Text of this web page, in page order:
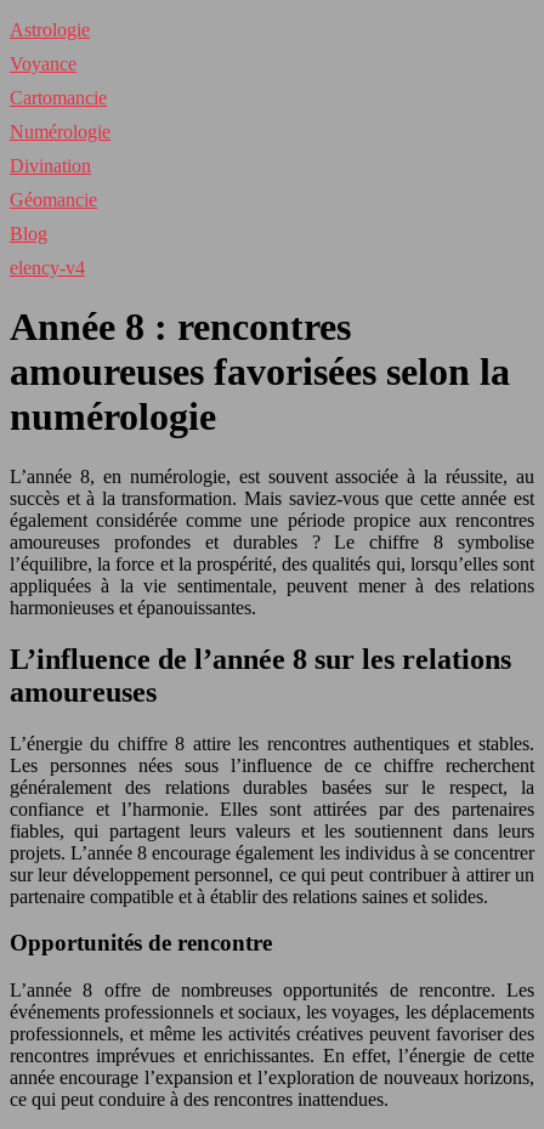
Astrologie
Voyance
Cartomancie
Numérologie
Divination
Géomancie
Blog
elency-v4
Année 8 : rencontres
amoureuses favorisées selon la
numérologie
L’année 8, en numérologie, est souvent associée à la réussite, au
succès et à la transformation. Mais saviez-vous que cette année est
également considérée comme une période propice aux rencontres
amoureuses profondes et durables ? Le chiffre 8 symbolise
l’équilibre, la force et la prospérité, des qualités qui, lorsqu’elles sont
appliquées à la vie sentimentale, peuvent mener à des relations
harmonieuses et épanouissantes.
L’influence de l’année 8 sur les relations
amoureuses
L’énergie du chiffre 8 attire les rencontres authentiques et stables.
Les personnes nées sous l’influence de ce chiffre recherchent
généralement des relations durables basées sur le respect, la
confiance et l’harmonie. Elles sont attirées par des partenaires
fiables, qui partagent leurs valeurs et les soutiennent dans leurs
projets. L’année 8 encourage également les individus à se concentrer
sur leur développement personnel, ce qui peut contribuer à attirer un
partenaire compatible et à établir des relations saines et solides.
Opportunités de rencontre
L’année 8 offre de nombreuses opportunités de rencontre. Les
événements professionnels et sociaux, les voyages, les déplacements
professionnels, et même les activités créatives peuvent favoriser des
rencontres imprévues et enrichissantes. En effet, l’énergie de cette
année encourage l’expansion et l’exploration de nouveaux horizons,
ce qui peut conduire à des rencontres inattendues.